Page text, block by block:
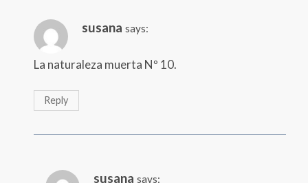
susana says:
La naturaleza muerta Nº 10.
Reply
susana says: